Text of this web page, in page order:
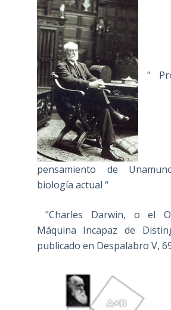
"
pensamiento de
biología actual “
"Charles Darwin, o el
Máquina Incapaz de
publicado en Despalabro V,